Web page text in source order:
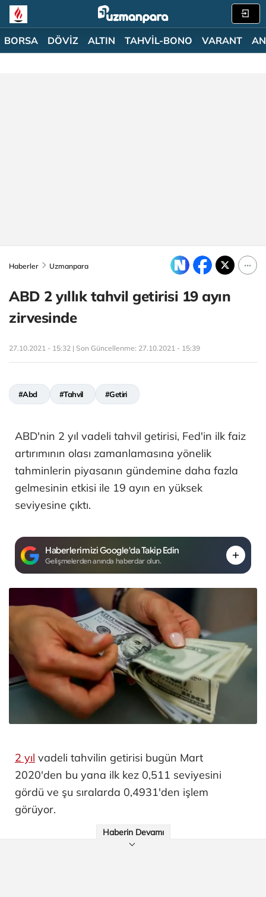
BORSA DÖVİZ ALTIN TAHVİL-BONO VARANT
Haberler Uzmanpara
ABD 2 yıllık tahvil getirisi 19 ayın
zirvesinde
27.10.2021 - 15:32 | Son Güncellenme: 27.10.2021 - 15:39
#Abd #Tahvil #Getiri
ABD'nin 2 yıl vadeli tahvil getirisi, Fed'in ilk faiz
artırımının olası zamanlamasına yönelik
tahminlerin piyasanın gündemine daha fazla
gelmesinin etkisi ile 19 ayın en yüksek
seviyesine çıktı.
Haberlerimizi Google'da Takip Edin
Gelişmelerden anında haberdar olun.
2 yıl vadeli tahvilin getirisi bugün Mart
2020'den bu yana ilk kez 0,511 seviyesini
gördü ve şu sıralarda 0,4931'den işlem
görüyor.
Haberin Devamı